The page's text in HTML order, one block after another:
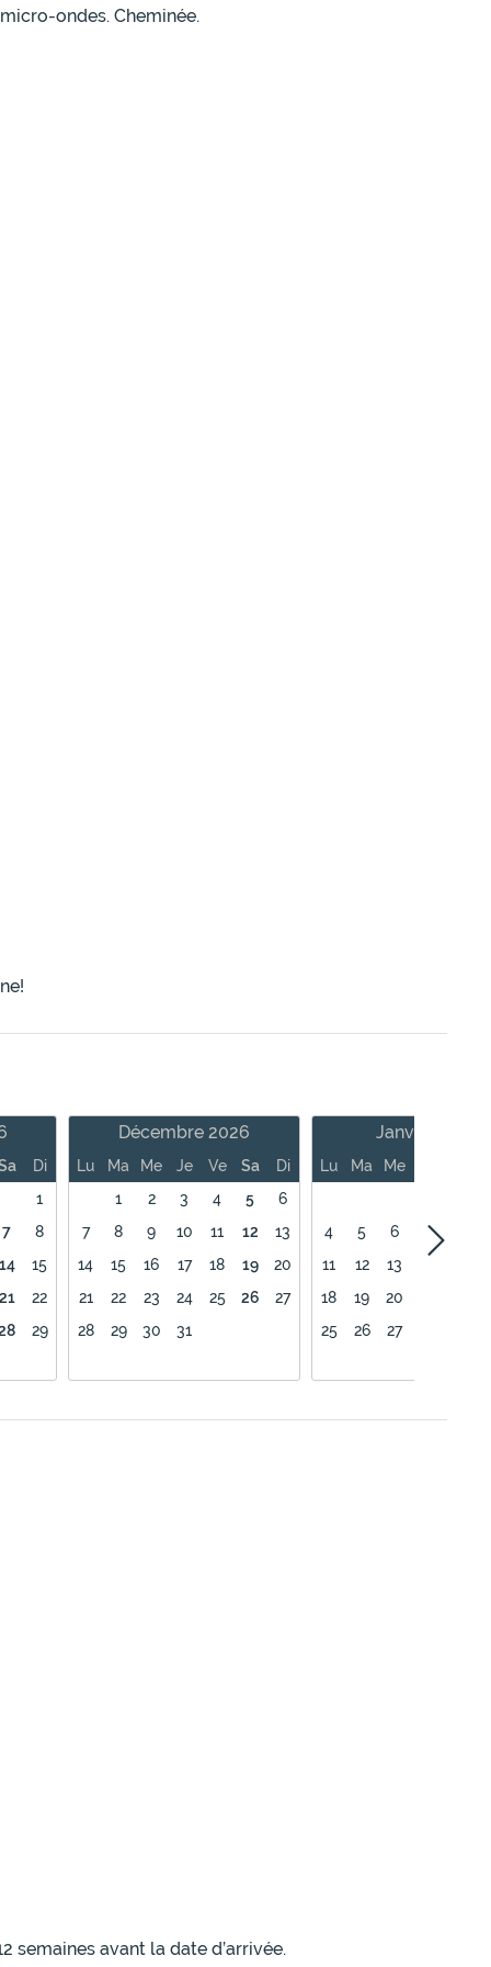
ondes. Cheminée.
Di
1
7
8
15
22
29
Décembre 2026
Lu Ma Me Je Ve Sa
Di
1
2 3 4 5
6
7
8 9 10 11 12
13
14
15 16 17 18 19
20
21
22 23 24 25 26
27
28
29 30 31
Janvier 2027
Lu Ma Me
4
5 6 7
11
12 13
18
19 20
25
26 27
semaines avant la date d’arrivée.